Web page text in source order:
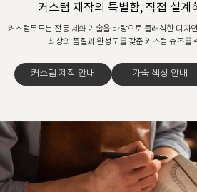
커스텀 제작의 특별함, 직접 설계
커스텀무드는 전통 제화 기술을 바탕으로 클래식한 디자
최상의 품질과 완성도를 갖춘 커스텀 슈즈를
커스텀 제작 안내 가죽 색상 안내